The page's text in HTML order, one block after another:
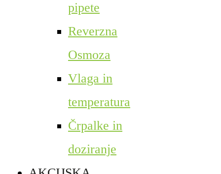
pipete
Reverzna
Osmoza
Vlaga in
temperatura
Črpalke in
doziranje